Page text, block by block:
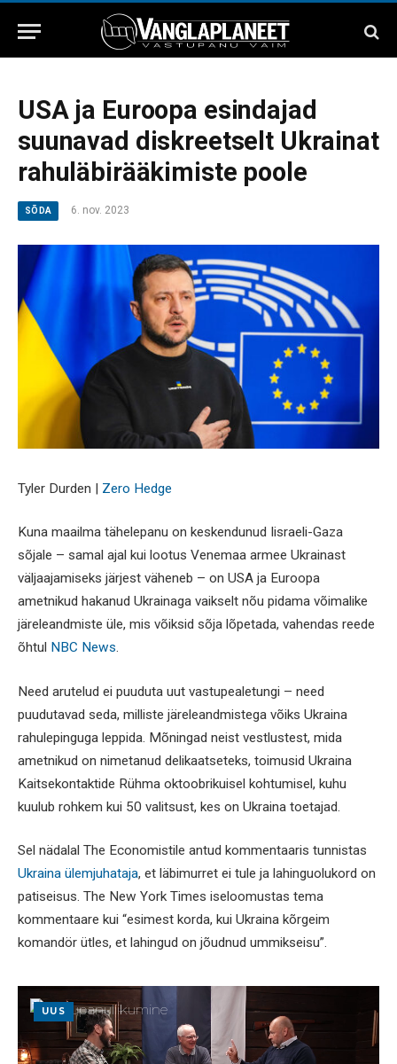
USA ja Euroopa esindajad
suunavad diskreetselt Ukrainat
rahuläbirääkimiste poole
SÕDA 6. nov. 2023
Tyler Durden | Zero Hedge
Kuna maailma tähelepanu on keskendunud Iisraeli-Gaza
sõjale – samal ajal kui lootus Venemaa armee Ukrainast
väljaajamiseks järjest väheneb – on USA ja Euroopa
ametnikud hakanud Ukrainaga vaikselt nõu pidama võimalike
järeleandmiste üle, mis võiksid sõja lõpetada, vahendas reede
õhtul NBC News.
Need arutelud ei puuduta uut vastupealetungi – need
puudutavad seda, milliste järeleandmistega võiks Ukraina
rahulepinguga leppida. Mõningad neist vestlustest, mida
ametnikud on nimetanud delikaatseteks, toimusid Ukraina
Kaitsekontaktide Rühma oktoobrikuisel kohtumisel, kuhu
kuulub rohkem kui 50 valitsust, kes on Ukraina toetajad.
Sel nädalal The Economistile antud kommentaaris tunnistas
Ukraina ülemjuhataja, et läbimurret ei tule ja lahinguolukord on
patiseisus. The New York Times iseloomustas tema
kommentaare kui “esimest korda, kui Ukraina kõrgeim
komandör ütles, et lahingud on jõudnud ummikseisu”.
UUS